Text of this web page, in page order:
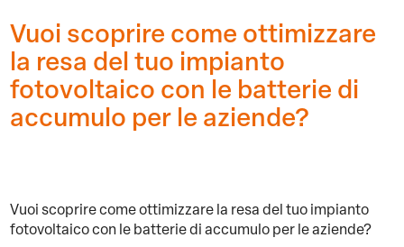
Vuoi scoprire come ottimizzare
la resa del tuo impianto
fotovoltaico con le batterie di
accumulo per le aziende?
Vuoi scoprire come ottimizzare la resa del tuo impianto
fotovoltaico con le batterie di accumulo per le aziende?